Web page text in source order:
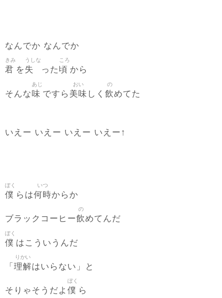
なんでか なんでか
君
きみ
を失
うしな
った頃
ころ
から
そんな味
あじ
ですら 美味
おい
しく 飲
の
めてた
いえー いえー いえー いえー↑
僕
ぼく
らは何時
いつ
からか
ブラックコーヒー飲
の
めてんだ
僕
ぼく
はこういうんだ
「 理解
りかい
はいらない」と
そりゃそうだよ 僕
ぼく
ら